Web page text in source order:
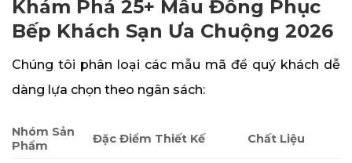
Khám Phá 25+ Mẫu Đồng Phục
Bếp Khách Sạn Ưa Chuộng 2026
Chúng tôi phân loại các mẫu mã để quý khách dễ
dàng lựa chọn theo ngân sách:
Nhóm Sản
Phẩm
Đặc Điểm Thiết Kế Chất Liệu